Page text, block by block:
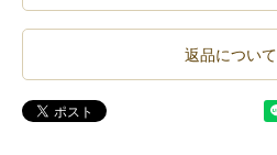
返品について